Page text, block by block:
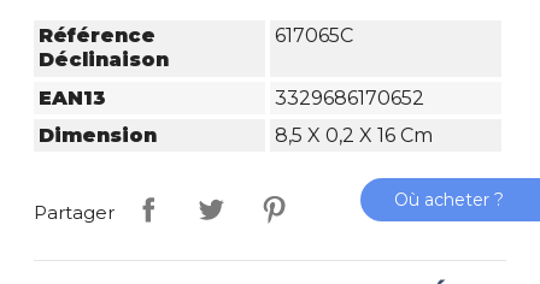
Référence
Déclinaison
617065C
EAN13
3329686170652
Dimension
8,5 X 0,2 X 16 Cm
Partager
Où acheter ?